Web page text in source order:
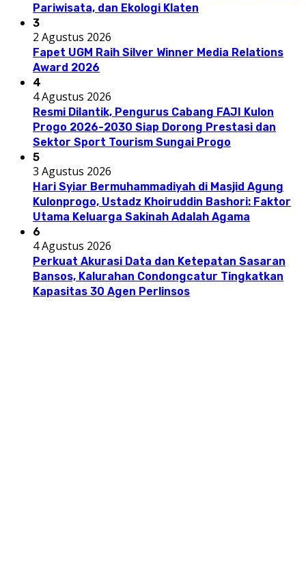
Pariwisata, dan Ekologi Klaten
3
2 Agustus 2026
Fapet UGM Raih Silver Winner Media Relations
Award 2026
4
4 Agustus 2026
Resmi Dilantik, Pengurus Cabang FAJI Kulon
Progo 2026-2030 Siap Dorong Prestasi dan
Sektor Sport Tourism Sungai Progo
5
3 Agustus 2026
Hari Syiar Bermuhammadiyah di Masjid Agung
Kulonprogo, Ustadz Khoiruddin Bashori: Faktor
Utama Keluarga Sakinah Adalah Agama
6
4 Agustus 2026
Perkuat Akurasi Data dan Ketepatan Sasaran
Bansos, Kalurahan Condongcatur Tingkatkan
Kapasitas 30 Agen Perlinsos